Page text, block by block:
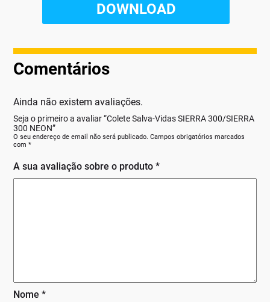
Comentários
Ainda não existem avaliações.
Seja o primeiro a avaliar “Colete Salva-Vidas SIERRA 300/SIERRA
300 NEON”
O seu endereço de email não será publicado. Campos obrigatórios marcados
com*
A sua avaliação sobre o produto*
Nome*